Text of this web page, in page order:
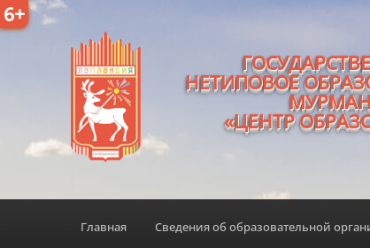
6+
НЕТИПОВОЕ
«ЦЕНТР
Главная Сведения об образовательной